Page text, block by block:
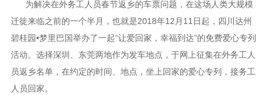
为解决在外务工人员春节返乡的车票问题，在这场人类大规模
迁徙来临之前的一个半月，也就是2018年12月11日起，四川达州
碧桂园•梦里巴国举办了一起“让爱回家，幸福到达”的免费爱心专列
活动。选择深圳、东莞两地作为发车地点，于网上征集在外务工人
员返乡名单，在约定的时间、地点，坐上回家的爱心专列，接务工
人员回家。